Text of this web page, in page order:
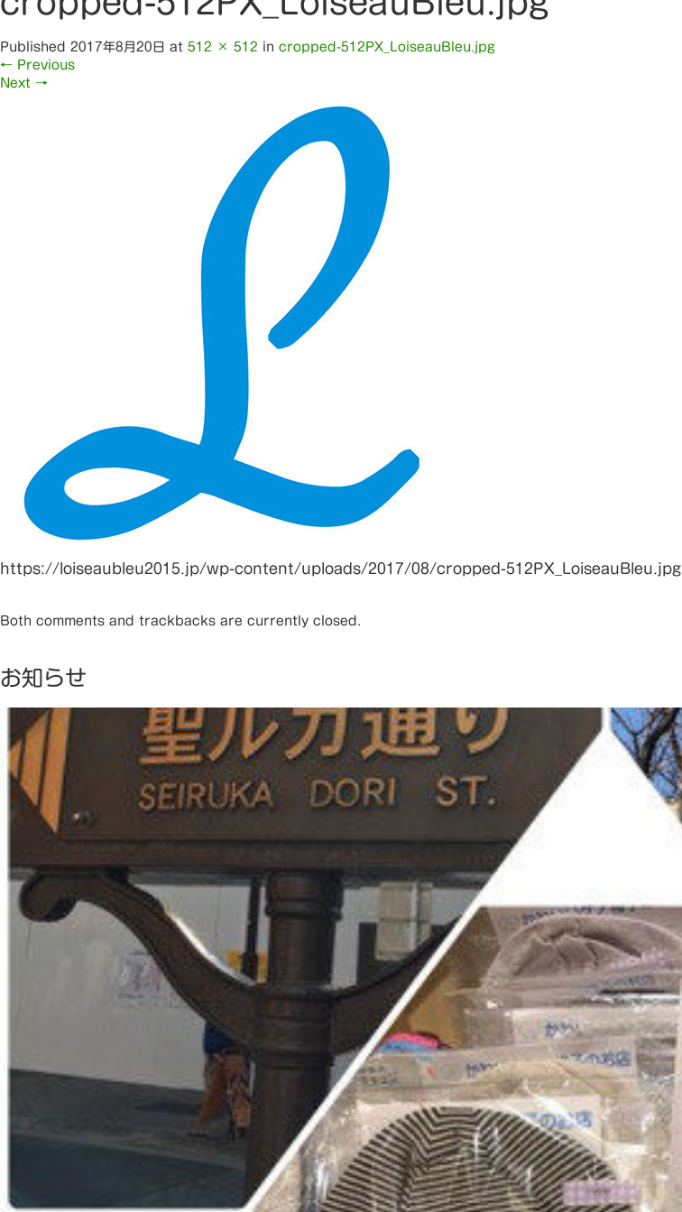
Published 2017年8月20日 at 512 × 512 in cropped-512PX_LoiseauBleu.jpg
← Previous
Next →
https://loiseaubleu2015.jp/wp-content/uploads/2017/08/cropped-512PX_LoiseauBleu.jpg
Both comments and trackbacks are currently closed.
お知らせ